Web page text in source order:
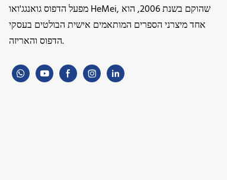
מפעל הדפוס גואנגג'ואו HeMei, שהוקם בשנת 2006, הוא
אחד מיצרני הספרים המותאמים אישית הבולטים בעסקי
הדפוס והאריזה.